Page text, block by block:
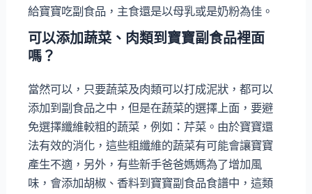
給寶寶吃副食品，主食還是以母乳或是奶粉為佳。
可以添加蔬菜、肉類到寶寶副食品裡面
嗎？
當然可以，只要蔬菜及肉類可以打成泥狀，都可以
添加到副食品之中，但是在蔬菜的選擇上面，要避
免選擇纖維較粗的蔬菜，例如：芹菜。由於寶寶還
法有效的消化，這些粗纖維的蔬菜有可能會讓寶寶
產生不適，另外，有些新手爸爸媽媽為了增加風
味，會添加胡椒、香料到寶寶副食品食譜中，這類